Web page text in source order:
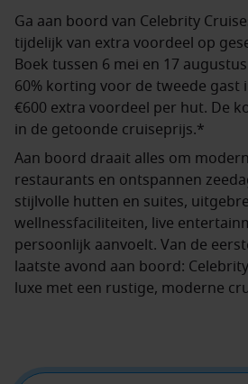
Ga aan boord van Celebrity
tijdelijk van extra voordeel op
Boek tussen 6 mei en 17
60% korting voor de tweede gast
€600 extra voordeel per hut. De
in de getoonde cruiseprijs.*
Aan boord draait alles om
restaurants en ontspannen
stijlvolle hutten en suites,
wellnessfaciliteiten, live
persoonlijk aanvoelt. Van de
laatste avond aan boord:
luxe met een rustige, moderne